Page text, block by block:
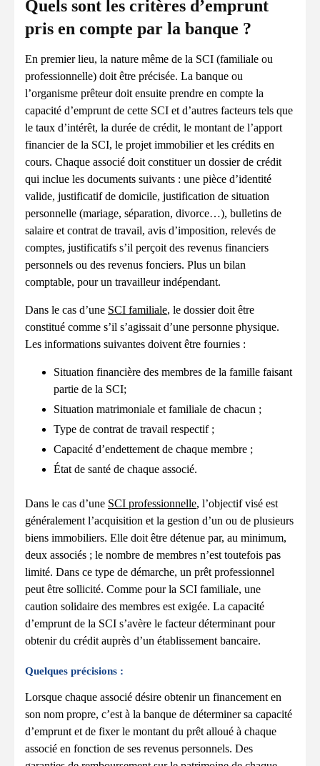
Quels sont les critères d’emprunt
pris en compte par la banque ?
En premier lieu, la nature même de la SCI (familiale ou
professionnelle) doit être précisée. La banque ou
l’organisme prêteur doit ensuite prendre en compte la
capacité d’emprunt de cette SCI et d’autres facteurs tels que
le taux d’intérêt, la durée de crédit, le montant de l’apport
financier de la SCI, le projet immobilier et les crédits en
cours. Chaque associé doit constituer un dossier de crédit
qui inclue les documents suivants : une pièce d’identité
valide, justificatif de domicile, justification de situation
personnelle (mariage, séparation, divorce…), bulletins de
salaire et contrat de travail, avis d’imposition, relevés de
comptes, justificatifs s’il perçoit des revenus financiers
personnels ou des revenus fonciers. Plus un bilan
comptable, pour un travailleur indépendant.
Dans le cas d’une SCI familiale, le dossier doit être
constitué comme s’il s’agissait d’une personne physique.
Les informations suivantes doivent être fournies :
Situation financière des membres de la famille faisant
partie de la SCI;
Situation matrimoniale et familiale de chacun ;
Type de contrat de travail respectif ;
Capacité d’endettement de chaque membre ;
État de santé de chaque associé.
Dans le cas d’une SCI professionnelle, l’objectif visé est
généralement l’acquisition et la gestion d’un ou de plusieurs
biens immobiliers. Elle doit être détenue par, au minimum,
deux associés ; le nombre de membres n’est toutefois pas
limité. Dans ce type de démarche, un prêt professionnel
peut être sollicité. Comme pour la SCI familiale, une
caution solidaire des membres est exigée. La capacité
d’emprunt de la SCI s’avère le facteur déterminant pour
obtenir du crédit auprès d’un établissement bancaire.
Quelques précisions :
Lorsque chaque associé désire obtenir un financement en
son nom propre, c’est à la banque de déterminer sa capacité
d’emprunt et de fixer le montant du prêt alloué à chaque
associé en fonction de ses revenus personnels. Des